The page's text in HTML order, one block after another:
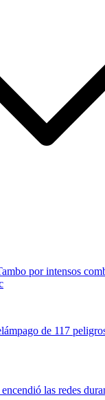
por intensos
de 117
las redes